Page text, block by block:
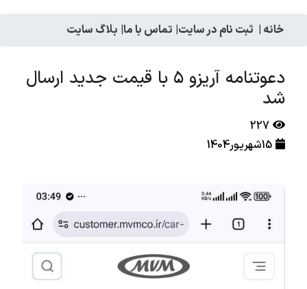
خانه | ثبت نام در سایت| تماس با ما| بلاگ سایت
دعوتنامه آریزو ۵ با قیمت جدید ارسال
شد
227
15شهریور1404